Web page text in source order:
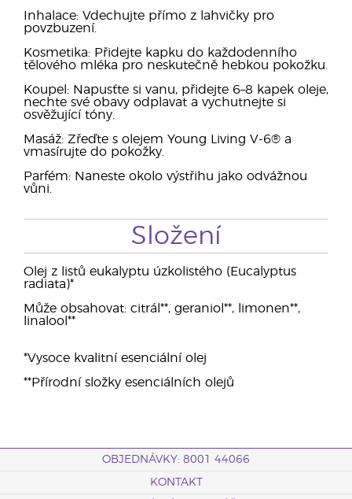
Inhalace: Vdechujte přímo z lahvičky pro
povzbuzení.
Kosmetika: Přidejte kapku do každodenního
tělového mléka pro neskutečně hebkou pokožku.
Koupel: Napusťte si vanu, přidejte 6–8 kapek oleje,
nechte své obavy odplavat a vychutnejte si
osvěžující tóny.
Masáž: Zřeďte s olejem Young Living V-6® a
vmasírujte do pokožky.
Parfém: Naneste okolo výstřihu jako odvážnou
vůni.
Složení
Olej z listů eukalyptu úzkolistého (Eucalyptus
radiata)*
Může obsahovat: citrál**, geraniol**, limonen**,
linalool**
*Vysoce kvalitní esenciální olej
**Přírodní složky esenciálních olejů
OBJEDNÁVKY: 8001 44066
KONTAKT